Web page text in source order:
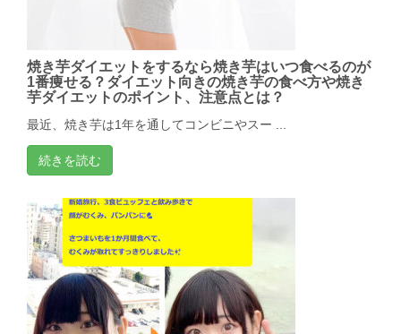
焼き芋ダイエットをするなら焼き芋はいつ食べるのが
1番痩せる？ダイエット向きの焼き芋の食べ方や焼き
芋ダイエットのポイント、注意点とは？
最近、焼き芋は1年を通してコンビニやスー ...
続きを読む